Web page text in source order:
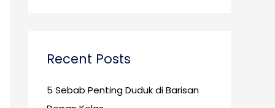
c
f
Recent Posts
5 Sebab Penting Duduk di Barisan